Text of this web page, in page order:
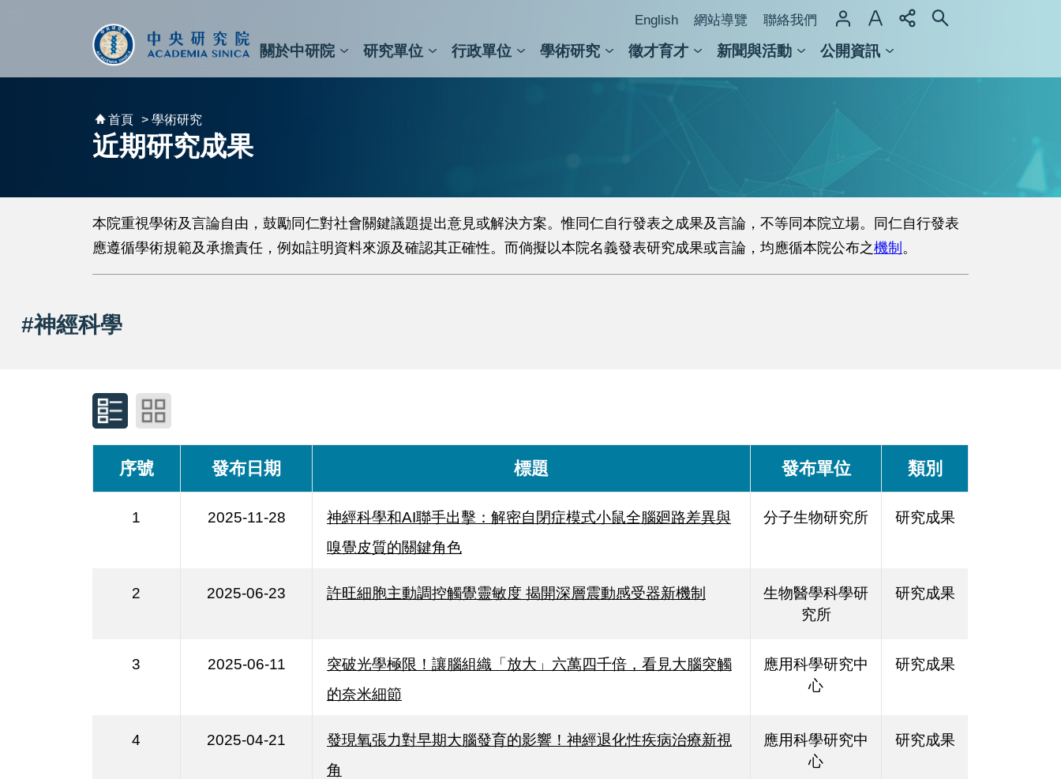
English 網站導覽 聯絡我們
關於中研院 研究單位 行政單位 學術研究 徵才育才 新聞與活動 公開資訊
首頁 > 學術研究
近期研究成果
本院重視學術及言論自由，鼓勵同仁對社會關鍵議題提出意見或解決方案。惟同仁自行發表之成果及言論，不等同本院立場。同仁自行發表
應遵循學術規範及承擔責任，例如註明資料來源及確認其正確性。而倘擬以本院名義發表研究成果或言論，均應循本院公布之機制 。
#神經科學
序號 發布日期 標題 發布單位 類別
1 2025-11-28
神經科學和AI聯手出擊：解密自閉症模式小鼠全腦廻路差異與
嗅覺皮質的關鍵角色
分子生物研究所 研究成果
2 2025-06-23 許旺細胞主動調控觸覺靈敏度 揭開深層震動感受器新機制
生物醫學科學研
究所
研究成果
3 2025-06-11
突破光學極限！讓腦組織「放大」六萬四千倍，看見大腦突觸
的奈米細節
應用科學研究中
心
研究成果
4 2025-04-21
發現氧張力對早期大腦發育的影響！神經退化性疾病治療新視
角
應用科學研究中
心
研究成果